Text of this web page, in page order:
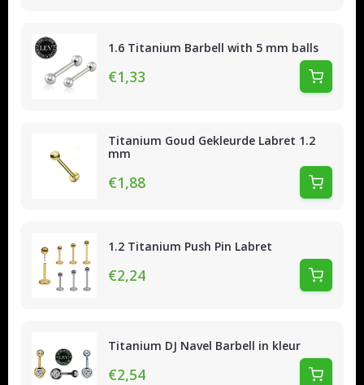
1.6 Titanium Barbell with 5 mm balls
€1,33
Titanium Goud Gekleurde Labret 1.2
mm
€1,88
1.2 Titanium Push Pin Labret
€2,24
Titanium DJ Navel Barbell in kleur
€2,54